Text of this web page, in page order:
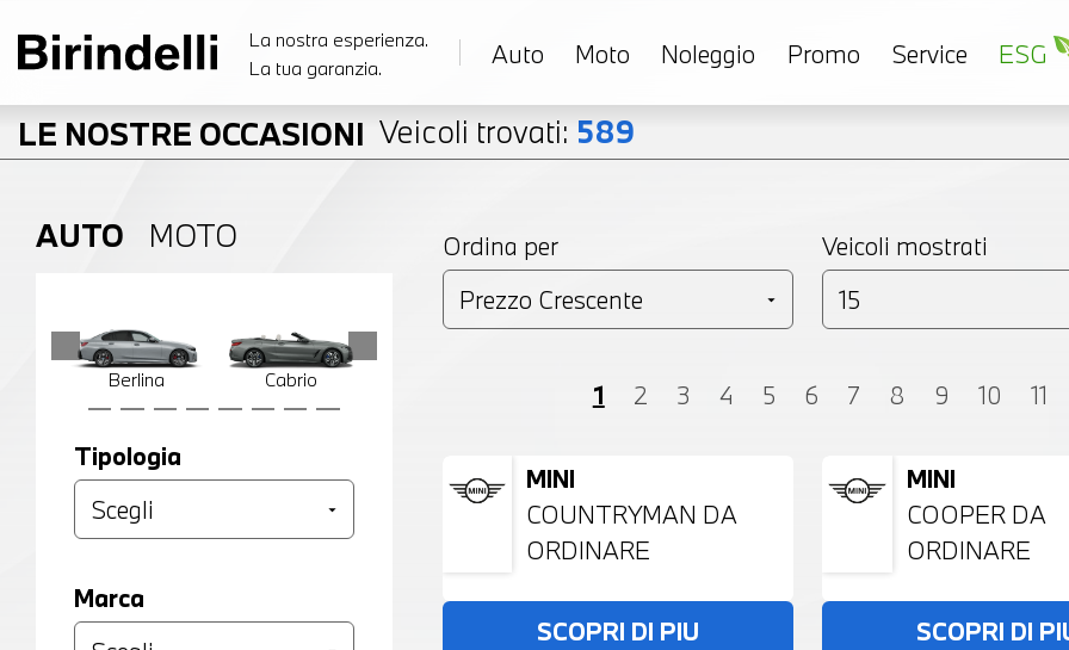
La nostra esperienza.
La tua garanzia.
Auto Moto Noleggio Promo Service ESG
LE NOSTRE OCCASIONI Veicoli trovati: 589
AUTO MOTO
Berlina Cabrio Coupé SUV
Tipologia
Marca
Ordina per Veicoli mostrati
1 2 3 4 5 6 7 8 9 10 11
MINI
COUNTRYMAN DA
ORDINARE
SCOPRI DI PIU
MINI
COOPER DA
ORDINARE
SCOPRI DI